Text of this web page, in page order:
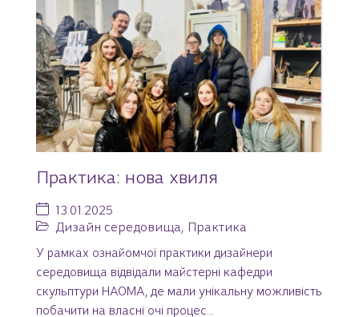
Практика: нова хвиля
13.01.2025
Дизайн середовища
Практика
У рамках ознайомчої практики дизайнери
середовища відвідали майстерні кафедри
скульптури НАОМА, де мали унікальну можливість
побачити на власні очі процес...